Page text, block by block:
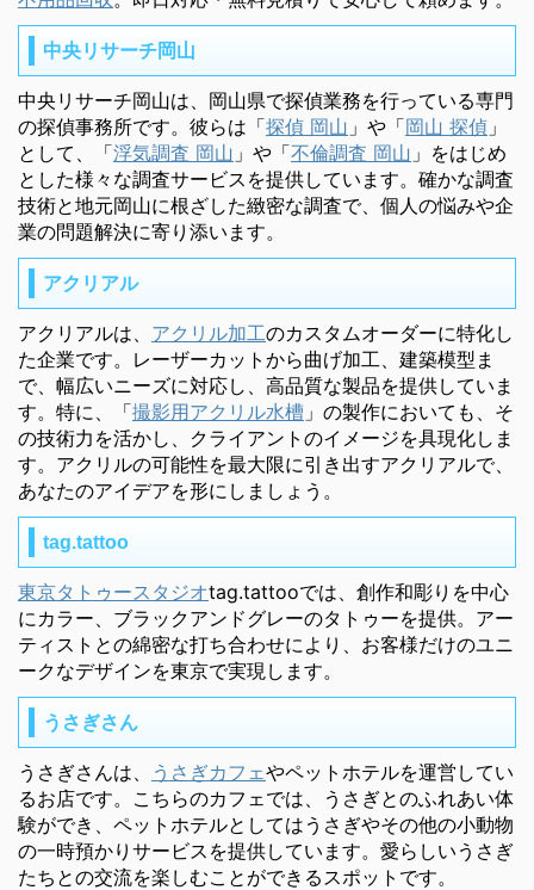
中央リサーチ岡山
中央リサーチ岡山は、岡山県で探偵業務を行っている専門
の探偵事務所です。彼らは「探偵 岡山 」や「岡山 探偵 」
として、「浮気調査 岡山 」や「不倫調査 岡山 」をはじめ
とした様々な調査サービスを提供しています。確かな調査
技術と地元岡山に根ざした緻密な調査で、個人の悩みや企
業の問題解決に寄り添います。
アクリアル
アクリアルは、 アクリル加工のカスタムオーダーに特化し
た企業です。レーザーカットから曲げ加工、建築模型ま
で、幅広いニーズに対応し、高品質な製品を提供していま
す。特に、「撮影用アクリル水槽 」の製作においても、そ
の技術力を活かし、クライアントのイメージを具現化しま
す。アクリルの可能性を最大限に引き出すアクリアルで、
あなたのアイデアを形にしましょう。
tag.tattoo
東京タトゥースタジオtag.tattooでは、創作和彫りを中心
にカラー、ブラックアンドグレーのタトゥーを提供。アー
ティストとの綿密な打ち合わせにより、お客様だけのユニ
ークなデザインを東京で実現します。
うさぎさん
うさぎさんは、 うさぎカフェやペットホテルを運営してい
るお店です。こちらのカフェでは、うさぎとのふれあい体
験ができ、ペットホテルとしてはうさぎやその他の小動物
の一時預かりサービスを提供しています。愛らしいうさぎ
たちとの交流を楽しむことができるスポットです。